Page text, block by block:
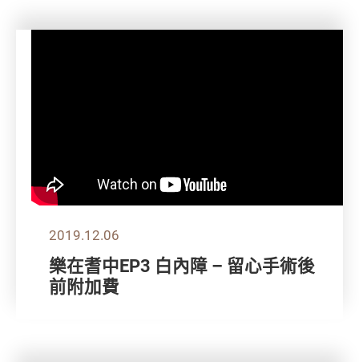
2019.12.06
樂在耆中EP3 白內障 – 留心手術後
前附加費